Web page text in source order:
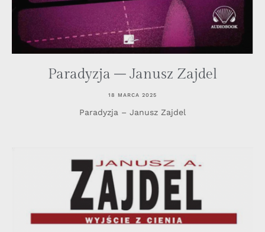
Paradyzja – Janusz Zajdel
18 MARCA 2025
Paradyzja – Janusz Zajdel